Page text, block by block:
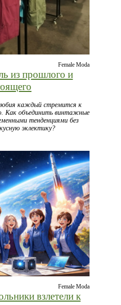
Female Moda
из прошлого и
каждый стремится к
Как объединить винтажные
тенденциями без
эклектику?
Female Moda
взлетели к